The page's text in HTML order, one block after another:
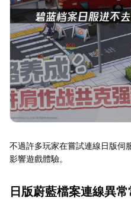
不過許多玩家在嘗試連線日版伺
影響遊戲體驗。
日版蔚藍檔案連線異